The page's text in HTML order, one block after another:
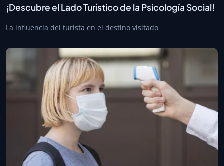
¡Descubre el Lado Turístico de la Psicología Social!
La influencia del turista en el destino visitado